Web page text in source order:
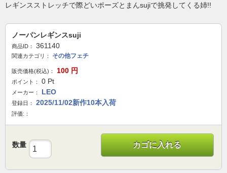
レギンスストレッチで際どいポーズとまんsujiで挑発してくる姉!!
ノーパンレギンスsuji
商品ID： 361140
関連カテゴリ： その他フェチ
販売価格(税込)： 100 円
ポイント： 0 Pt
メーカー： LEO
登録日： 2025/11/02新作10本入荷
評価:：
数量 カゴに入れる